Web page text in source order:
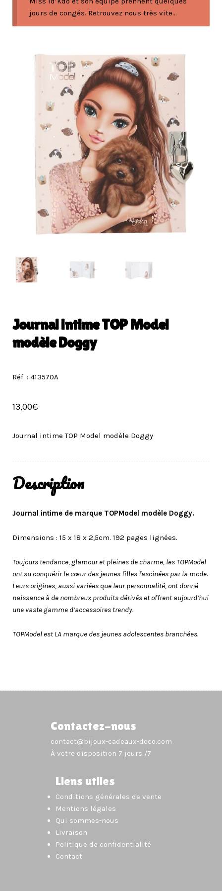
jours de congés. Retrouvez nous très vite...
Journal intime TOP Model
modèle Doggy
Réf. : 413570A
13,00€
Journal intime TOP Model modèle Doggy
Description
Journal intime de marque TOPModel modèle Doggy.
Dimensions : 15 x 18 x 2,5cm. 192 pages lignées.
Toujours tendance, glamour et pleines de charme, les TOPModel
ont su conquérir le cœur des jeunes filles fascinées par la mode.
Leurs origines, aussi variées que leur personnalité, ont donné
naissance à de nombreux produits dérivés et offrent aujourd’hui
une vaste gamme d’accessoires trendy.
TOPModel est LA marque des jeunes adolescentes branchées.
Contactez-nous
contact@bijoux-cadeaux-deco.com
À votre disposition 7 jours /7
Liens utiles
Conditions générales de vente
Mentions légales
Qui sommes-nous
Livraison
Politique de confidentialité
Contact